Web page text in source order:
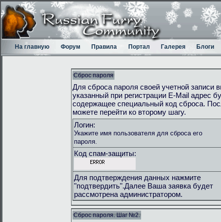
На главную Форум Правила Портал Галерея Блоги
Сброс пароля
Для сброса пароля своей учетной записи
указанный при регистрации E-Mail адрес
содержащее специальный код сброса.
можете перейти ко второму шагу.
Логин:
Укажите имя пользователя для сброса его
пароля.
Код спам-защиты:
Для подтверждения данных нажмите
"подтвердить".Далее Ваша заявка будет
рассмотрена администратором.
Сброс пароля. Шаг №2.